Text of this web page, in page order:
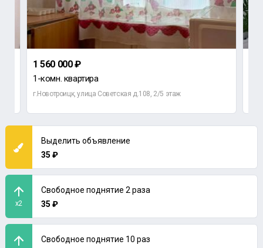
1 560 000 ₽
1-комн. квартира
г.Новотроицк, улица Советская д.108, 2/5 этаж
Выделить объявление
35 ₽
x2
Свободное поднятие 2 раза
35 ₽
Свободное поднятие 10 раз